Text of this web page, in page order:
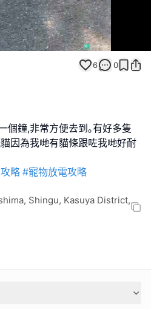
Loaded:
100.00%
6 0
個鐘,非常方便去到｡有好多隻
因為我哋有貓條跟咗我哋好耐
略 #寵物放電攻略
Shingu, Kasuya District,